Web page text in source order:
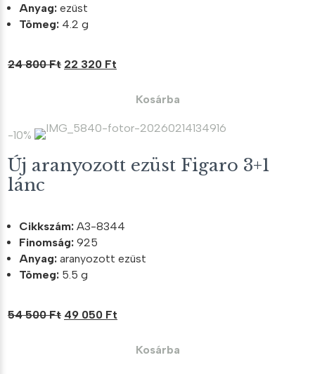
Anyag: ezüst
Tömeg: 4.2 g
24 800Ft Original
800 Ft.
22 320 Ft
320 Ft.
Kosárba
-10%
Új aranyozott ezüst Figaro 3+1
lánc
Cikkszám: A3-8344
Finomság: 925
Anyag: aranyozott ezüst
Tömeg: 5.5 g
54 500Ft Original
49 050 Ft
Kosárba